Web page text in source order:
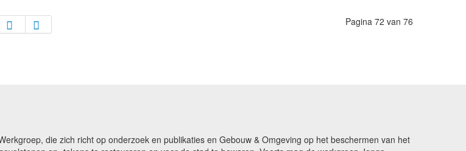
Pagina 72 van 76
die zich richt op onderzoek en publikaties en Gebouw & Omgeving op het beschermen van het